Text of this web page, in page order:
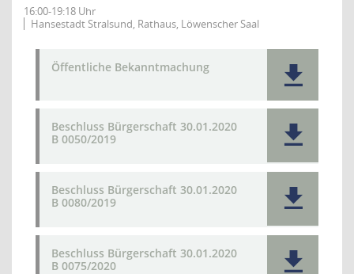
16:00-19:18 Uhr
Hansestadt Stralsund, Rathaus, Löwenscher Saal
Öffentliche Bekanntmachung
Beschluss Bürgerschaft 30.01.2020
B 0050/2019
Beschluss Bürgerschaft 30.01.2020
B 0080/2019
Beschluss Bürgerschaft 30.01.2020
B 0075/2020